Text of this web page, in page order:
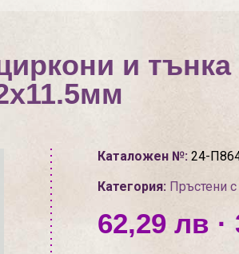
и
Каталожен №:24-
Категория: Пръстени
62,29 лв ·